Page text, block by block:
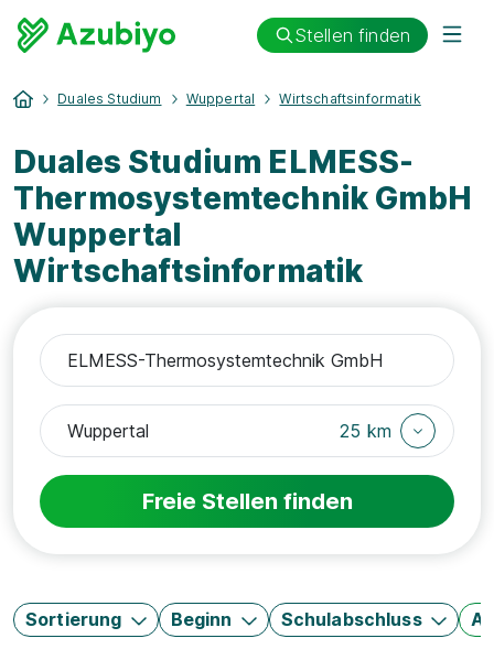
Stellen finden
Duales Studium Wuppertal Wirtschaftsinformatik
Duales Studium ELMESS-
Thermosystemtechnik GmbH
Wuppertal
Wirtschaftsinformatik
25 km
Freie Stellen finden
Sortierung Beginn Schulabschluss